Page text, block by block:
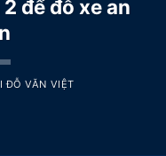
để đỗ xe an
ĐỖ VĂN VIỆT